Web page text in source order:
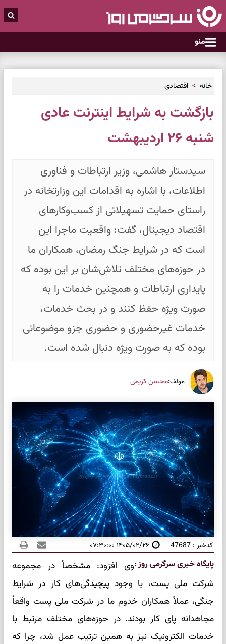
منو
خانه اقتصادی
بازگشت به شرایط اینترنت عادی
شنبه ۲۶ اردیبهشت
سیدستار هاشمی، وزیر ارتباطات و فناوری
اطلاعات، با اشاره به اقدامات این وزارتخانه در
راستای حمایت تسهیلاتی از کسب‌وکارهای
اقتصاد دیجیتال، گفت: واقعیت ماجرا این
است که در شرایط جنگ رمضان، همکاران ما
در حوزه‌های مختلف تلاش‌شان بر این بوده که
پایداری ارتباطات و همچنین خدمات را به
صورت ویژه حفظ کنند و در بحث خدمات،
خدمات غیرحضوری و حضوری جزو موضوعاتی
بوده که به صورت ویژه دنبال شده است.
مولف:محسن کریمی
کدخبر : 47687 ۱۴۰۵/۰۲/۲۶ ۰۷:۳۰:۰۰
پایگاه خبری سرگرمی روز:وی افزود: مشخصاً در مجموعه
شرکت ملی پست، با وجود پیچیدگی‌های کار در شرایط
جنگی، عملاً همکاران خدوم ما در شرکت ملی پست واقعاً
مجاهدانه پای کار بودند. در حوزه‌های مختلف مرتبط با
خدمات الکترونیک نیز به همین ترتیب عمل شد، چرا که